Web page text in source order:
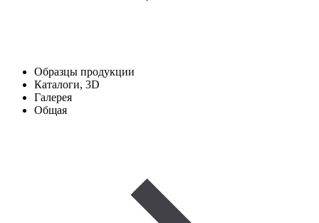
Образцы продукции
Каталоги, 3D
Галерея
Общая